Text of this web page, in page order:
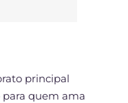
principal
para quem ama